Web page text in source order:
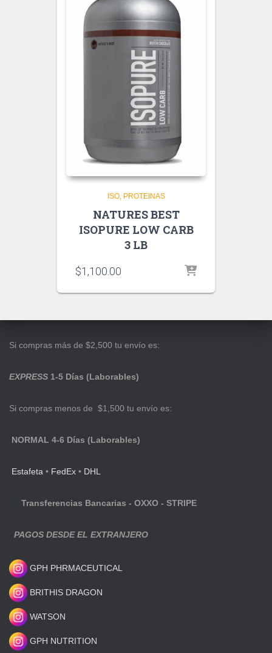
ISO PROTEINAS
NATURES BEST
ISOPURE LOW CARB
3 LB
$1,100.00
Si compras más de $2,500 tu envío es:
EXPRESS 1-5 Días (Laborables)
Si compras menos de $1,500 tu envío es:
NORMAL 4-6 Días (Laborables)
Estafeta • FedEx • DHL
Transferencias Bancarias - OXXO - STRIPE
PAGOS DESDE EL EXTRANJERO
GPH PHRMACEUTICAL
BRITHIS DRAGON
WATSON
GPH NUTRITION